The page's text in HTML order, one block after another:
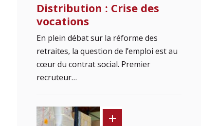
Distribution : Crise des
vocations
En plein débat sur la réforme des
retraites, la question de l’emploi est au
cœur du contrat social. Premier
recruteur…